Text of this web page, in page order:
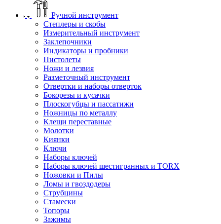
Ручной инструмент
Степлеры и скобы
Измерительный инструмент
Заклепочники
Индикаторы и пробники
Пистолеты
Ножи и лезвия
Разметочный инструмент
Отвертки и наборы отверток
Бокорезы и кусачки
Плоскогубцы и пассатижи
Ножницы по металлу
Клещи переставные
Молотки
Киянки
Ключи
Наборы ключей
Наборы ключей шестигранных и TORX
Ножовки и Пилы
Ломы и гвоздодеры
Струбцины
Стамески
Топоры
Зажимы